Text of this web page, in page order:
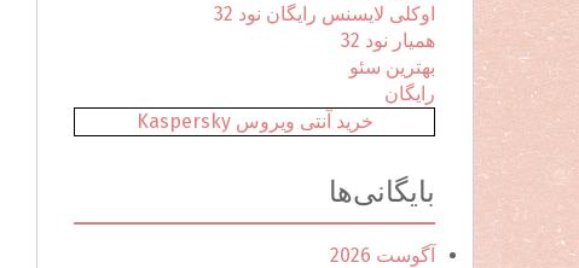
اوکلی لایسنس رایگان نود 32
همیار نود 32
بهترین سئو
رایگان
خرید آنتی ویروس Kaspersky
بایگانی‌ها
آگوست 2026